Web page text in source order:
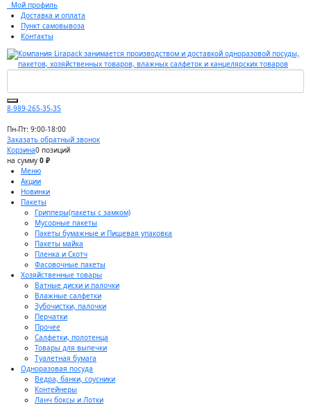
Мой профиль
Доставка и оплата
Пункт самовывоза
Контакты
8-989-265-35-35
Пн-Пт: 9:00-18:00
Заказать обратный звонок
Корзина0 позиций
на сумму 0 ₽
Меню
Акции
Новинки
Пакеты
Грипперы(пакеты с замком)
Мусорные пакеты
Пакеты бумажные и Пищевая упаковка
Пакеты майка
Пленка и Скотч
Фасовочные пакеты
Хозяйственные товары
Ватные диски и палочки
Влажные салфетки
Зубочистки, палочки
Перчатки
Прочее
Салфетки, полотенца
Товары для выпечки
Туалетная бумага
Одноразовая посуда
Ведра, банки, соусники
Контейнеры
Ланч боксы и Лотки